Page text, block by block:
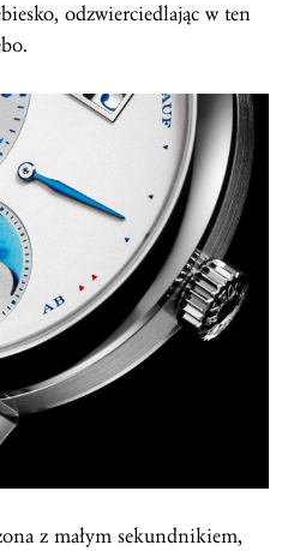
odzwierciedlając w ten
z małym sekundnikiem,